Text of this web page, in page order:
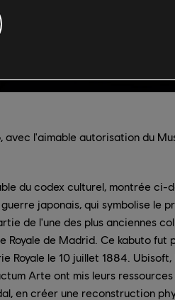
avec l'aimable autorisation du
du codex culturel, montrée ci-
japonais, qui symbolise le
de l'une des plus anciennes
Royale de Madrid. Ce kabuto
Royale le 10 juillet 1884.
Arte ont mis leurs
en créer une reconstruction